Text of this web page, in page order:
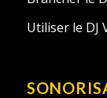
Utiliser le DJ